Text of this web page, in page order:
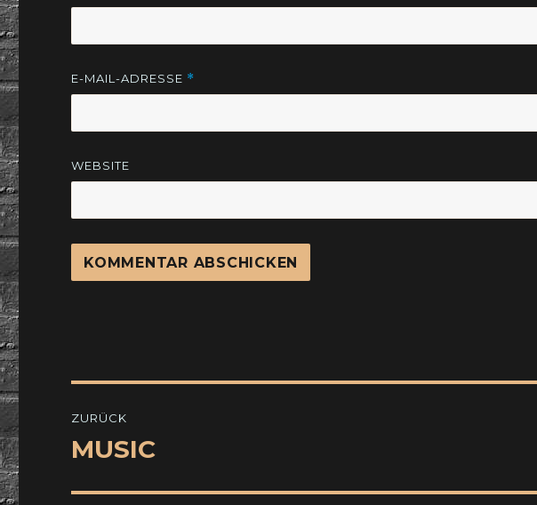
E-MAIL-ADRESSE *
WEBSITE
ZURÜCK
Vorheriger
MUSIC